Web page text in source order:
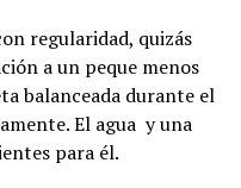
regularidad, quizás
a un peque menos
balanceada durante el
El agua y una
para él.